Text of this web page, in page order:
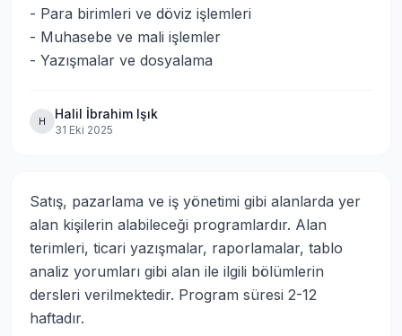
- Para birimleri ve döviz işlemleri
- Muhasebe ve mali işlemler
- Yazışmalar ve dosyalama
H Halil İbrahim Işık
31 Eki 2025
Satış, pazarlama ve iş yönetimi gibi alanlarda yer
alan kişilerin alabileceği programlardır. Alan
terimleri, ticari yazışmalar, raporlamalar, tablo
analiz yorumları gibi alan ile ilgili bölümlerin
dersleri verilmektedir. Program süresi 2-12
haftadır.